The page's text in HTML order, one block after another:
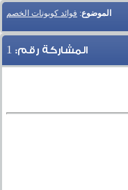
الموضوع: فوائد كوبونات الخصم
المشاركة رقم: 1